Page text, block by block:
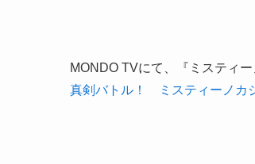
MONDO TVにて、『ミスティ
真剣バトル！ ミスティーノカ